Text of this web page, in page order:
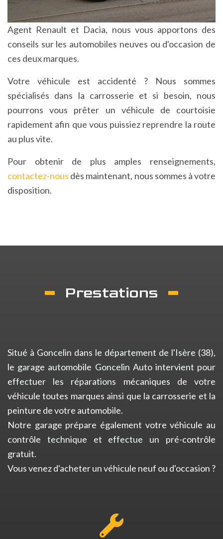
Agent Renault et Dacia, nous vous apportons des
conseils sur les automobiles neuves ou d'occasion de
ces deux marques.
Votre véhicule est accidenté ? Nous sommes
spécialisés dans la carrosserie et si besoin, nous
pourrons vous prêter un véhicule de courtoisie
rapidement afin que vous puissiez reprendre la route
au plus vite.
Pour obtenir de plus amples renseignements,
contactez-nous dès maintenant, nous sommes à votre
disposition.
Prestations
Situé à Goncelin dans le département de l'Isère (38),
le garage automobile Goncelin Auto intervient pour
effectuer les réparations mécaniques de votre
véhicule toutes marques ainsi que la carrosserie et la
peinture de votre automobile.
Notre garage prépare également votre véhicule au
contrôle technique et effectue un pré-contrôle
gratuit.
Vous venez d'acheter un véhicule neuf ou d'occasion ?